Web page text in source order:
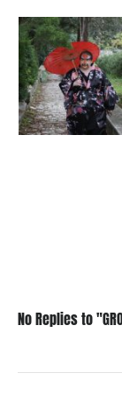
No Replies to